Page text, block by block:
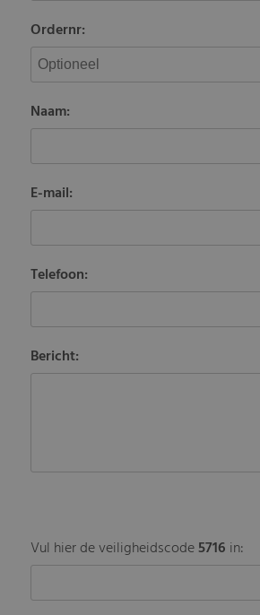
Ordernr:
Naam:
E-mail:
Telefoon:
Bericht:
Vul hier de veiligheidscode5716 in: